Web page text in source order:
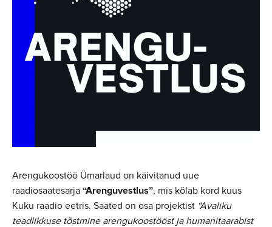
Arengukoostöö Ümarlaud on käivitanud uue
raadiosaatesarja “Arenguvestlus”, mis kõlab kord kuus
Kuku raadio eetris. Saated on osa projektist “Avaliku
teadlikkuse tõstmine arengukoostööst ja humanitaarabist